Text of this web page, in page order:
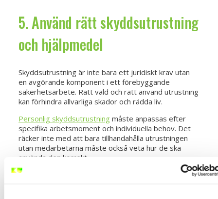
5. Använd rätt skyddsutrustning
och hjälpmedel
Skyddsutrustning är inte bara ett juridiskt krav utan
en avgörande komponent i ett förebyggande
säkerhetsarbete. Rätt vald och rätt använd utrustning
kan förhindra allvarliga skador och rädda liv.
Personlig skyddsutrustning måste anpassas efter
specifika arbetsmoment och individuella behov. Det
räcker inte med att bara tillhandahålla utrustningen
utan medarbetarna måste också veta hur de ska
använda den korrekt.
Viktiga aspekter vid val och användning av
skyddsutrustning: